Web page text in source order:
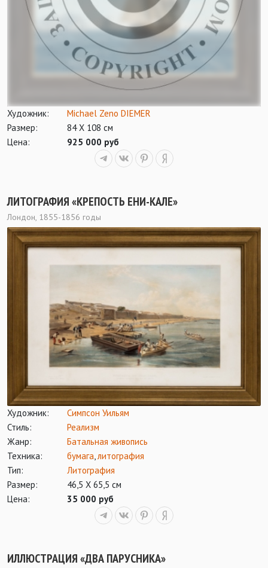
Художник:
Michael Zeno DIEMER
Размер:
84 Х 108 см
Цена:
925 000 руб
ЛИТОГРАФИЯ «КРЕПОСТЬ ЕНИ-КАЛЕ»
Лондон, 1855-1856 годы
Художник:
Симпсон Уильям
Стиль:
Реализм
Жанр:
Батальная живопись
Техника:
бумага,литография
Тип:
Литография
Размер:
46,5 Х 65,5 см
Цена:
35 000 руб
ИЛЛЮСТРАЦИЯ «ДВА ПАРУСНИКА»